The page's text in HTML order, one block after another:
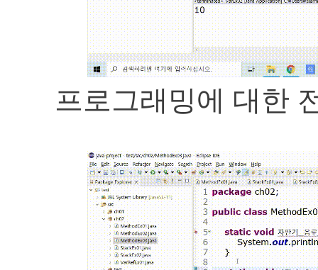
프로그래밍에 대한